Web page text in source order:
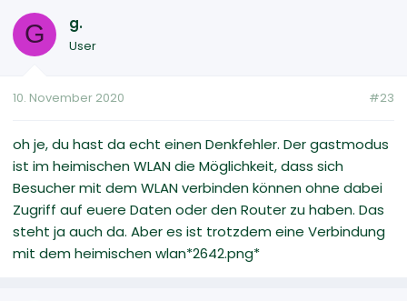
G g.
User
10. November 2020 #23
oh je, du hast da echt einen Denkfehler. Der gastmodus
ist im heimischen WLAN die Möglichkeit, dass sich
Besucher mit dem WLAN verbinden können ohne dabei
Zugriff auf euere Daten oder den Router zu haben. Das
steht ja auch da. Aber es ist trotzdem eine Verbindung
mit dem heimischen wlan‍*2642.png*